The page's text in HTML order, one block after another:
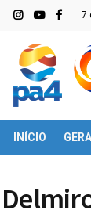
7
INÍCIO